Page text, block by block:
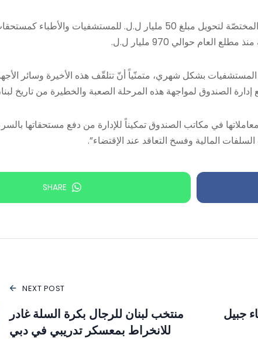
عليه، أعطى كركي توجيهاته اليوم إلى الدوائر المالية المختصّة لتحويل مبلغ 50 مليار ل.ل.
حوالي 970 مليار ل.ل.
بشكل شهري، متمنّياً أنّ تتلقّف هذه الأخيرة وسائر
إدارة الصندوق لمواجهة هذه المرحلة الصعبة والخطيرة من تاريخ
في مكاتب الصندوق تمكيناً للإدارة من دفع مستحقاتها
المالية وفسخ التعاقد عند الإقتضاء”.
SHARE
جبيل
NEXT POST
منتخب لبنان للرجال بكرة السلة غادر
للانخراط بمعسكر تدريبي في دبي